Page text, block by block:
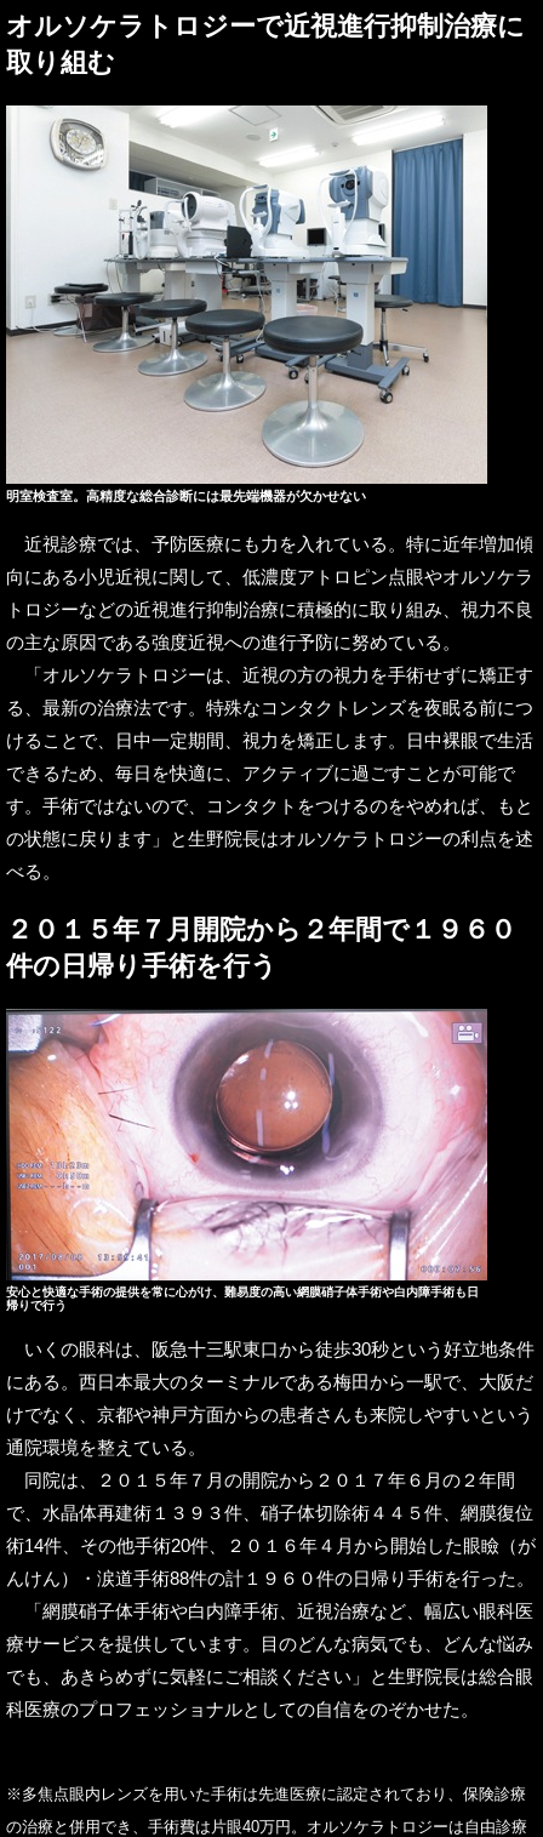
オルソケラトロジーで近視進行抑制治療に
取り組む
明室検査室。高精度な総合診断には最先端機器が欠かせない
近視診療では、予防医療にも力を入れている。特に近年増加傾
向にある小児近視に関して、低濃度アトロピン点眼やオルソケラ
トロジーなどの近視進行抑制治療に積極的に取り組み、視力不良
の主な原因である強度近視への進行予防に努めている。
「オルソケラトロジーは、近視の方の視力を手術せずに矯正す
る、最新の治療法です。特殊なコンタクトレンズを夜眠る前につ
けることで、日中一定期間、視力を矯正します。日中裸眼で生活
できるため、毎日を快適に、アクティブに過ごすことが可能で
す。手術ではないので、コンタクトをつけるのをやめれば、もと
の状態に戻ります」と生野院長はオルソケラトロジーの利点を述
べる。
２０１５年７月開院から２年間で１９６０
件の日帰り手術を行う
安心と快適な手術の提供を常に心がけ、難易度の高い網膜硝子体手術や白内障手術も日
帰りで行う
いくの眼科は、阪急十三駅東口から徒歩30秒という好立地条件
にある。西日本最大のターミナルである梅田から一駅で、大阪だ
けでなく、京都や神戸方面からの患者さんも来院しやすいという
通院環境を整えている。
同院は、２０１５年７月の開院から２０１７年６月の２年間
で、水晶体再建術１３９３件、硝子体切除術４４５件、網膜復位
術14件、その他手術20件、２０１６年４月から開始した眼瞼（が
んけん）・涙道手術88件の計１９６０件の日帰り手術を行った。
「網膜硝子体手術や白内障手術、近視治療など、幅広い眼科医
療サービスを提供しています。目のどんな病気でも、どんな悩み
でも、あきらめずに気軽にご相談ください」と生野院長は総合眼
科医療のプロフェッショナルとしての自信をのぞかせた。
※多焦点眼内レンズを用いた手術は先進医療に認定されており、保険診療
の治療と併用でき、手術費は片眼40万円。オルソケラトロジーは自由診療